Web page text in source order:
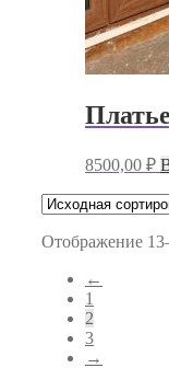
8500,00 ₽
Отображение
←
1
2
3
→